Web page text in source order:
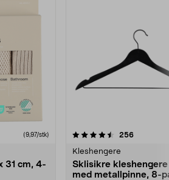
(9,97/stk)
31 cm, 4-
256
Kleshengere
Sklisikre
med metallpinne, 8-
4.5av 5 stjerner